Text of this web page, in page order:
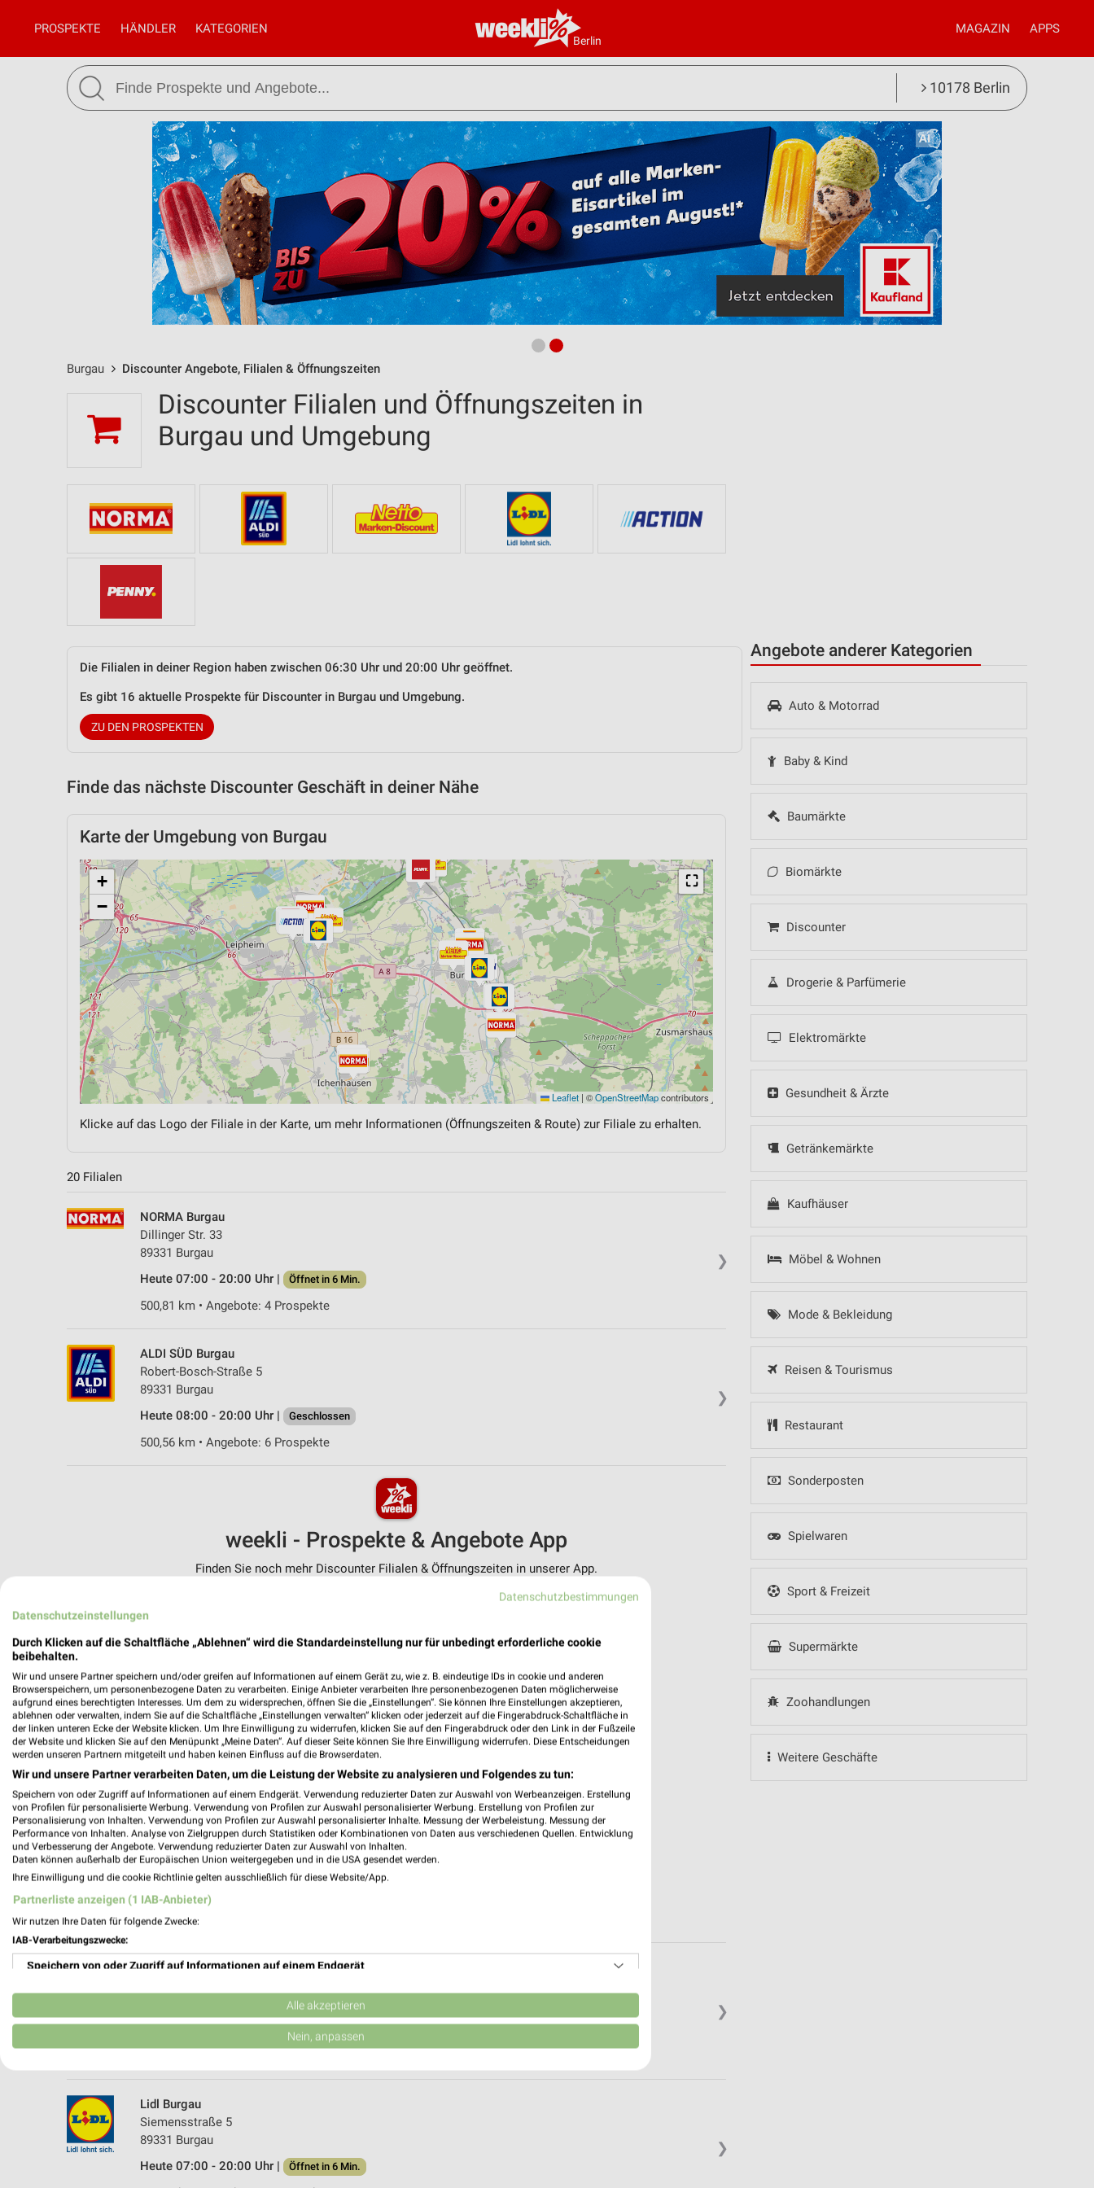
Berlin
PROSPEKTE HÄNDLER KATEGORIEN MAGAZIN APPS
10178 Berlin
Burgau Discounter Angebote, Filialen & Öffnungszeiten
Angebote anderer Kategorien
Auto & Motorrad
Baby & Kind
Baumärkte
Biomärkte
Discounter
Drogerie & Parfümerie
Elektromärkte
Gesundheit & Ärzte
Getränkemärkte
Kaufhäuser
Möbel & Wohnen
Mode & Bekleidung
Reisen & Tourismus
Restaurant
Sonderposten
Spielwaren
Sport & Freizeit
Supermärkte
Zoohandlungen
Weitere Geschäfte
Discounter Filialen und Öffnungszeiten in
Burgau und Umgebung
Die Filialen in deiner Region haben zwischen 06:30 Uhr und 20:00 Uhr geöffnet.
Es gibt 16 aktuelle Prospekte für Discounter in Burgau und Umgebung.
ZU DEN PROSPEKTEN
Finde das nächste Discounter Geschäft in deiner Nähe
Karte der Umgebung von Burgau
⛶
+
−
Leaflet | ©OpenStreetMapcontributors
Klicke auf das Logo der Filiale in der Karte, um mehr Informationen (Öffnungszeiten & Route) zur Filiale zu erhalten.
20 Filialen
❯
NORMA Burgau
Dillinger Str. 33
89331 Burgau
Heute 07:00 - 20:00 Uhr |
Öffnet in 6 Min.
500,81 km • Angebote: 4 Prospekte
❯
ALDI SÜD Burgau
Robert-Bosch-Straße 5
89331 Burgau
Heute 08:00 - 20:00 Uhr |
Geschlossen
500,56 km • Angebote: 6 Prospekte
weekli - Prospekte & Angebote App
Finden Sie noch mehr Discounter Filialen & Öffnungszeiten in unserer App.
✔Push-Benachrichtigungen bei neuen Prospekten
Einkaufsliste - Einkauf stressfrei planen
Nutze weekli auch mobil – App jetzt laden oder QR-Code scannen.
❯
Netto Marken-Discount Burgau
Heute 07:00 - 20:00 Uhr | Öffnet in 6 Min.
❯
Lidl Burgau
Siemensstraße 5
89331 Burgau
Heute 07:00 - 20:00 Uhr |
Öffnet in 6 Min.
Datenschutzbestimmungen
Datenschutzeinstellungen
Durch Klicken auf die Schaltfläche „Ablehnen“ wird die Standardeinstellung nur für unbedingt erforderliche cookie
beibehalten.
Wir und unsere Partner speichern und/oder greifen auf Informationen auf einem Gerät zu, wie z. B. eindeutige IDs in cookie und anderen
Browserspeichern, um personenbezogene Daten zu verarbeiten. Einige Anbieter verarbeiten Ihre personenbezogenen Daten möglicherweise
aufgrund eines berechtigten Interesses. Um dem zu widersprechen, öffnen Sie die „Einstellungen“. Sie können Ihre Einstellungen akzeptieren,
ablehnen oder verwalten, indem Sie auf die Schaltfläche „Einstellungen verwalten“ klicken oder jederzeit auf die Fingerabdruck-Schaltfläche in
der linken unteren Ecke der Website klicken. Um Ihre Einwilligung zu widerrufen, klicken Sie auf den Fingerabdruck oder den Link in der Fußzeile
der Website und klicken Sie auf den Menüpunkt „Meine Daten“. Auf dieser Seite können Sie Ihre Einwilligung widerrufen. Diese Entscheidungen
werden unseren Partnern mitgeteilt und haben keinen Einfluss auf die Browserdaten.
Wir und unsere Partner verarbeiten Daten, um die Leistung der Website zu analysieren und Folgendes zu tun:
Speichern von oder Zugriff auf Informationen auf einem Endgerät. Verwendung reduzierter Daten zur Auswahl von Werbeanzeigen. Erstellung
von Profilen für personalisierte Werbung. Verwendung von Profilen zur Auswahl personalisierter Werbung. Erstellung von Profilen zur
Personalisierung von Inhalten. Verwendung von Profilen zur Auswahl personalisierter Inhalte. Messung der Werbeleistung. Messung der
Performance von Inhalten. Analyse von Zielgruppen durch Statistiken oder Kombinationen von Daten aus verschiedenen Quellen. Entwicklung
und Verbesserung der Angebote. Verwendung reduzierter Daten zur Auswahl von Inhalten.
Daten können außerhalb der Europäischen Union weitergegeben und in die USA gesendet werden.
Ihre Einwilligung und die cookie Richtlinie gelten ausschließlich für diese Website/App.
Partnerliste anzeigen (1 IAB-Anbieter)
Wir nutzen Ihre Daten für folgende Zwecke:
IAB-Verarbeitungszwecke:
Speichern von oder Zugriff auf Informationen auf einem Endgerät
Verwendung reduzierter Daten zur Auswahl von Werbeanzeigen
Erstellung von Profilen für personalisierte Werbung
Erstellung von Profilen zur Personalisierung von Inhalten
Verwendung von Profilen zur Auswahl personalisierter Inhalte
Messung der Werbeleistung
Alle akzeptieren
Nein, anpassen